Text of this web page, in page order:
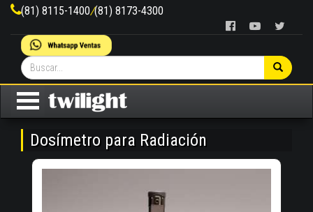
(81) 8115-1400/(81) 8173-4300
Dosímetro para Radiación